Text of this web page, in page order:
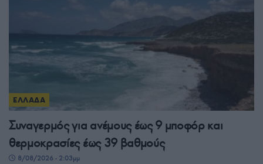
ΕΛΛΑΔΑ
Συναγερμός για ανέμους έως 9 μποφόρ και
θερμοκρασίες έως 39 βαθμούς
8/08/2026 - 2:03μμ